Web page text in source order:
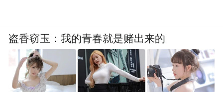
盗香窃玉：我的青春就是赌出来的